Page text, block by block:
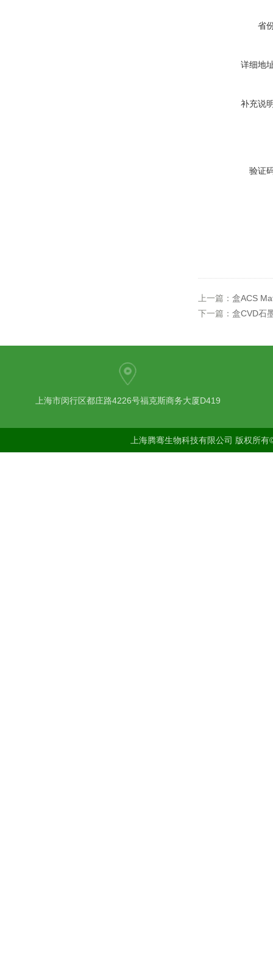
省
详细地
补充说
验证
上一篇： 盒ACS
下一篇： 盒CVD石
上海市闵行区都庄路4226号福克斯商务大厦D419
上海腾骞生物科技有限公司 版权所